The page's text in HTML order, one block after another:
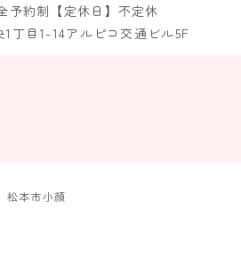
予約制 【定休日】不定休
丁目1-14アルピコ交通ビル5F
松本市小顔